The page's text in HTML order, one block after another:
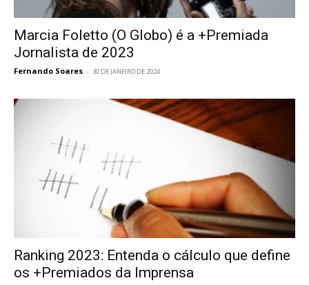
Marcia Foletto (O Globo) é a +Premiada
Jornalista de 2023
Fernando Soares - 30 DE JANEIRO DE 2024
Ranking 2023: Entenda o cálculo que define
os +Premiados da Imprensa